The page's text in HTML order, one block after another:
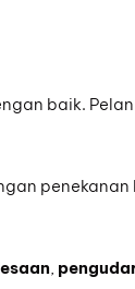
baik.
,